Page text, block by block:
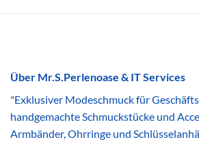
Über Mr.S.Perlenoase & IT Services
"Exklusiver Modeschmuck für
handgemachte Schmuckstücke und
Armbänder, Ohrringe und